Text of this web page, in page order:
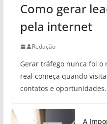
Como gerar
pela internet
Redação
Gerar tráfego nunca foi o
real começa quando
contatos e oportunidades.
A